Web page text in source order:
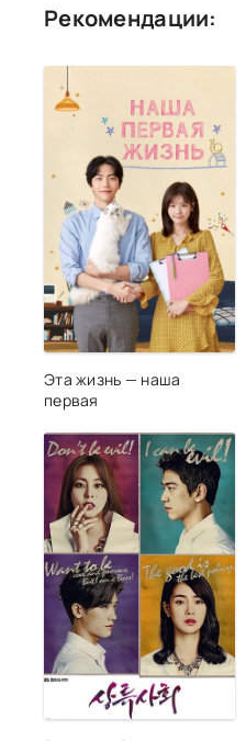
Рекомендации:
Эта жизнь — наша
первая